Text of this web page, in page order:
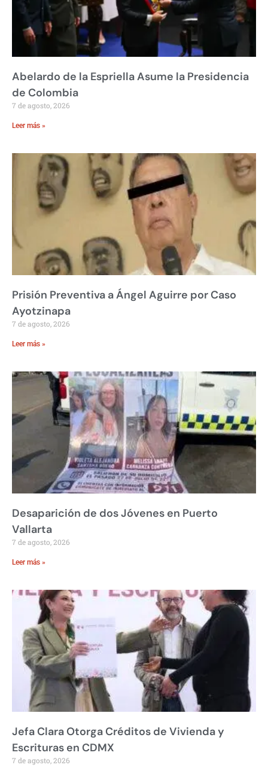
Abelardo de la Espriella Asume la Presidencia
de Colombia
7 de agosto, 2026
Leer más »
Prisión Preventiva a Ángel Aguirre por Caso
Ayotzinapa
7 de agosto, 2026
Leer más »
Desaparición de dos Jóvenes en Puerto
Vallarta
7 de agosto, 2026
Leer más »
Jefa Clara Otorga Créditos de Vivienda y
Escrituras en CDMX
7 de agosto, 2026